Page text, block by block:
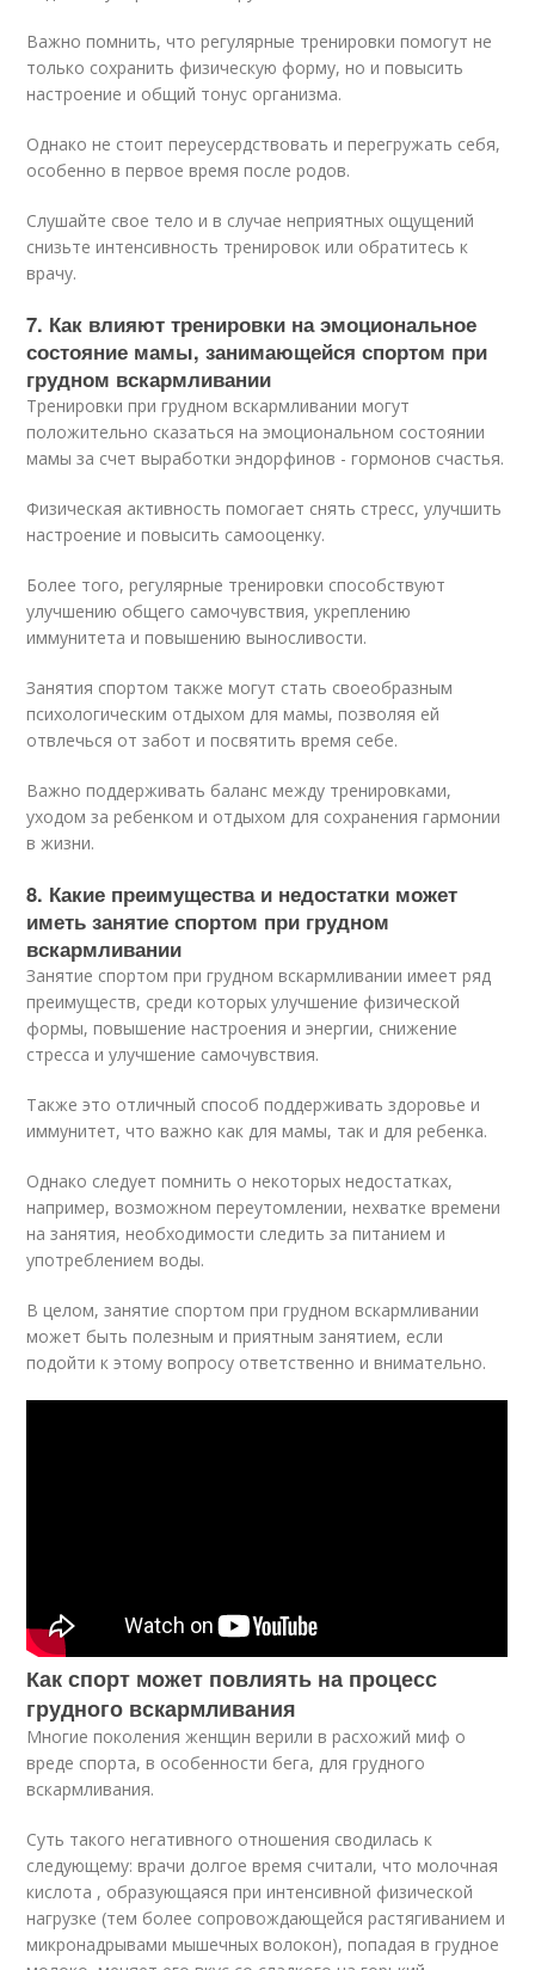
Важно помнить, что регулярные тренировки помогут не
только сохранить физическую форму, но и повысить
настроение и общий тонус организма.
Однако не стоит переусердствовать и перегружать себя,
особенно в первое время после родов.
Слушайте свое тело и в случае неприятных ощущений
снизьте интенсивность тренировок или обратитесь к
врачу.
7. Как влияют тренировки на эмоциональное
состояние мамы, занимающейся спортом при
грудном вскармливании
Тренировки при грудном вскармливании могут
положительно сказаться на эмоциональном состоянии
мамы за счет выработки эндорфинов - гормонов счастья.
Физическая активность помогает снять стресс, улучшить
настроение и повысить самооценку.
Более того, регулярные тренировки способствуют
улучшению общего самочувствия, укреплению
иммунитета и повышению выносливости.
Занятия спортом также могут стать своеобразным
психологическим отдыхом для мамы, позволяя ей
отвлечься от забот и посвятить время себе.
Важно поддерживать баланс между тренировками,
уходом за ребенком и отдыхом для сохранения гармонии
в жизни.
8. Какие преимущества и недостатки может
иметь занятие спортом при грудном
вскармливании
Занятие спортом при грудном вскармливании имеет ряд
преимуществ, среди которых улучшение физической
формы, повышение настроения и энергии, снижение
стресса и улучшение самочувствия.
Также это отличный способ поддерживать здоровье и
иммунитет, что важно как для мамы, так и для ребенка.
Однако следует помнить о некоторых недостатках,
например, возможном переутомлении, нехватке времени
на занятия, необходимости следить за питанием и
употреблением воды.
В целом, занятие спортом при грудном вскармливании
может быть полезным и приятным занятием, если
подойти к этому вопросу ответственно и внимательно.
Как спорт может повлиять на процесс
грудного вскармливания
Многие поколения женщин верили в расхожий миф о
вреде спорта, в особенности бега, для грудного
вскармливания.
Суть такого негативного отношения сводилась к
следующему: врачи долгое время считали, что молочная
кислота , образующаяся при интенсивной физической
нагрузке (тем более сопровождающейся растягиванием и
микронадрывами мышечных волокон), попадая в грудное